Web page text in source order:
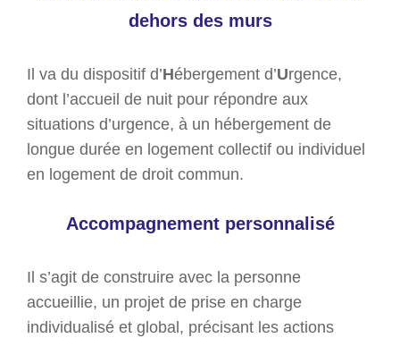
dehors des murs
Il va du dispositif d’Hébergement d’Urgence,
dont l’accueil de nuit pour répondre aux
situations d’urgence, à un hébergement de
longue durée en logement collectif ou individuel
en logement de droit commun.
Accompagnement personnalisé
Il s’agit de construire avec la personne
accueillie, un projet de prise en charge
individualisé et global, précisant les actions